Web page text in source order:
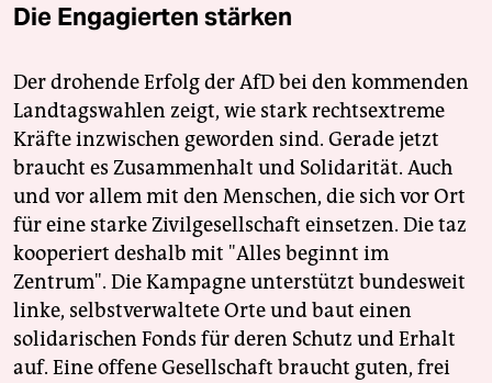
Die Engagierten stärken
Der drohende Erfolg der AfD bei den kommenden
Landtagswahlen zeigt, wie stark rechtsextreme
Kräfte inzwischen geworden sind. Gerade jetzt
braucht es Zusammenhalt und Solidarität. Auch
und vor allem mit den Menschen, die sich vor Ort
für eine starke Zivilgesellschaft einsetzen. Die taz
kooperiert deshalb mit "Alles beginnt im
Zentrum". Die Kampagne unterstützt bundesweit
linke, selbstverwaltete Orte und baut einen
solidarischen Fonds für deren Schutz und Erhalt
auf. Eine offene Gesellschaft braucht guten, frei